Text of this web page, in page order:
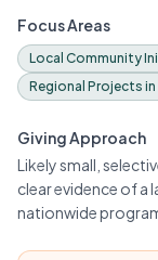
Focus Areas
Local Community
Regional Projects
Giving Approach
Likely small,
clear evidence of a
nationwide